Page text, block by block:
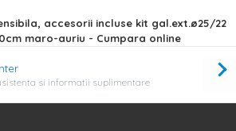
accesorii incluse kit gal.ext.ø25/22
maro-auriu - Cumpara online
si informatii suplimentare